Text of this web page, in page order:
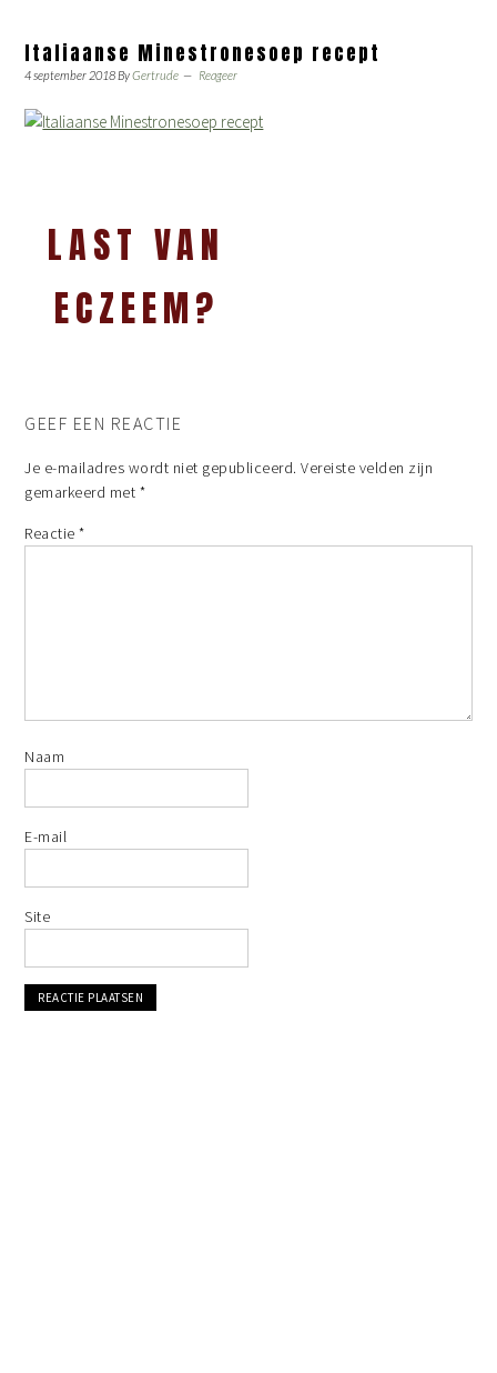
Italiaanse Minestronesoep recept
4 september 2018ByGertrude Reageer
LAST VAN
ECZEEM?
GEEF EEN REACTIE
Je e-mailadres wordt niet gepubliceerd. Vereiste velden zijn
gemarkeerd met *
Reactie*
Naam
E-mail
Site